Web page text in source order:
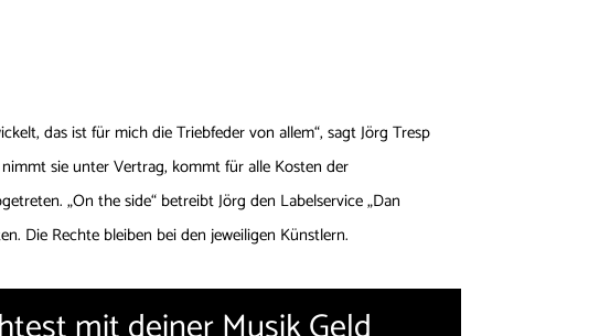
das ist für mich die Triebfeder von allem“, sagt Jörg Tresp
sie unter Vertrag, kommt für alle Kosten der
„On the side“ betreibt Jörg den Labelservice „Dan
Die Rechte bleiben bei den jeweiligen Künstlern.